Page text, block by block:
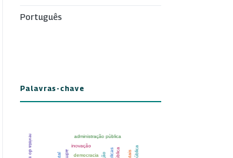
Português
Palavras-chave